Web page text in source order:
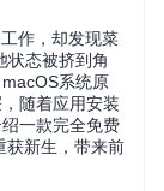
作，却发现菜
状态被挤到角
系统原
随着应用安装
一款完全免费
新生，带来前